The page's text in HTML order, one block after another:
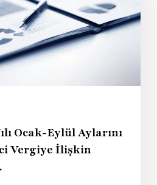
Ocak-Eylül Aylarını
Vergiye İlişkin